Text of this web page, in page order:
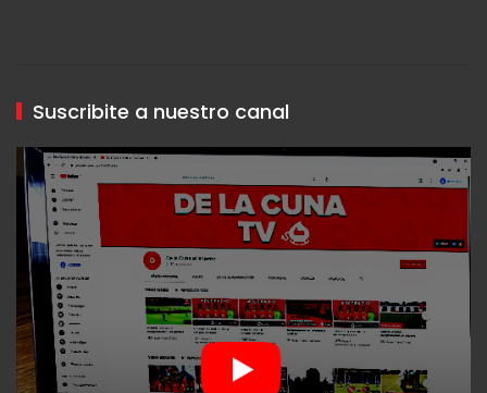
Suscribite a nuestro canal